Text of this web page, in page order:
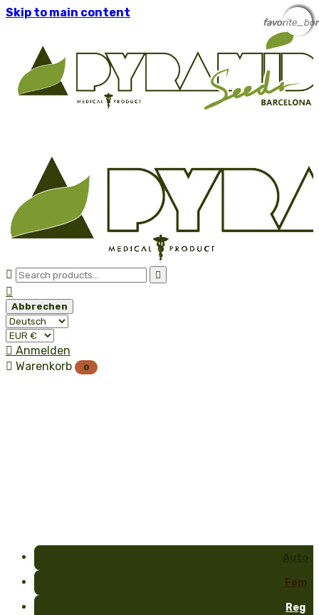
Skip to main content
 

Abbrechen
 Anmelden
 Warenkorb 0
Fem
Reg